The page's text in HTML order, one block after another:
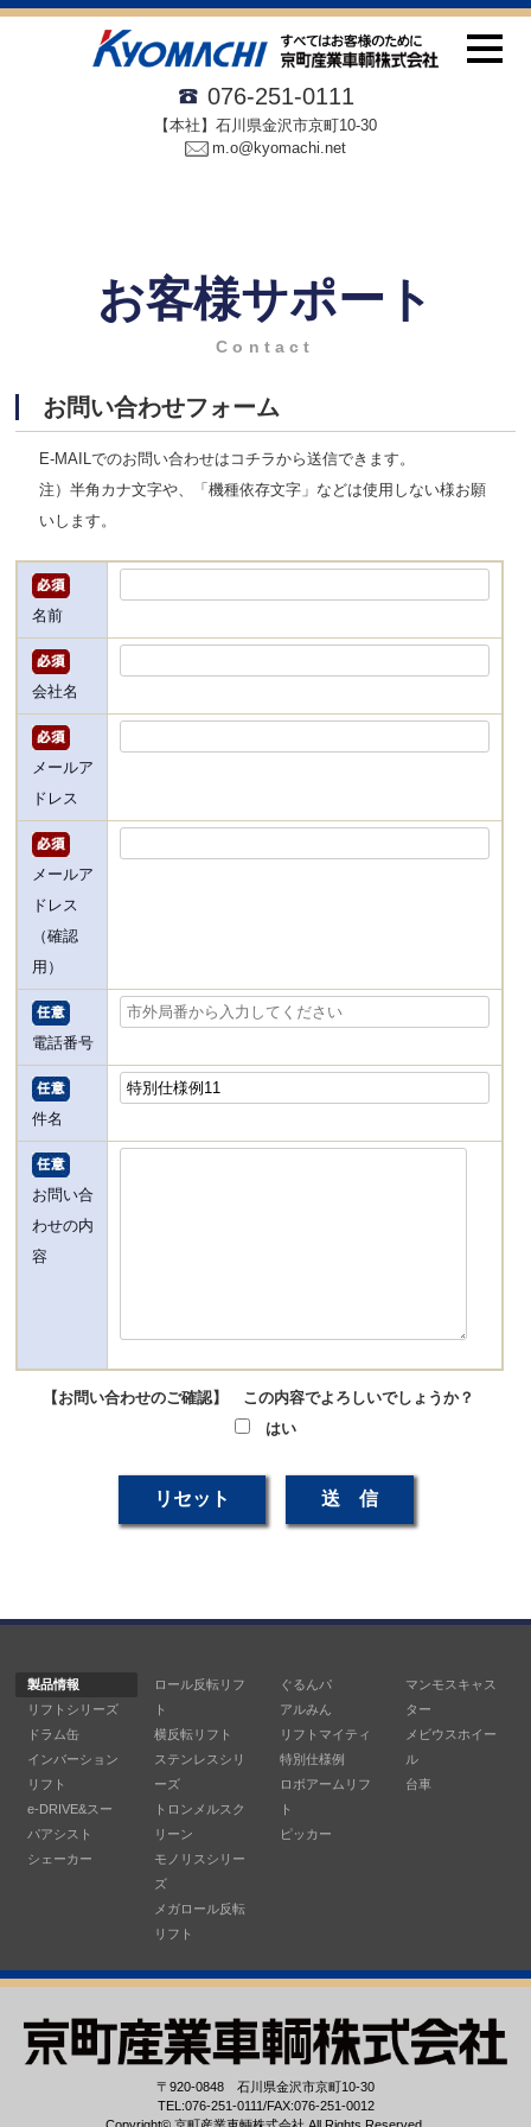
076-251-0111
【本社】石川県金沢市京町10-30
m.o@kyomachi.net
お客様サポート
Contact
お問い合わせフォーム
E-MAILでのお問い合わせはコチラから送信できます。
注）半角カナ文字や、「機種依存文字」などは使用しない様お願
いします。
名前
会社名
メールア
ドレス
メールア
ドレス
（確認
用）
電話番号
件名
お問い合
わせの内
容
【お問い合わせのご確認】 この内容でよろしいでしょうか？
はい
製品情報
リフトシリーズ
ドラム缶
インバーション
リフト
e-DRIVE&スー
パアシスト
シェーカー
ロール反転リフ
ト
横反転リフト
ステンレスシリ
ーズ
トロンメルスク
リーン
モノリスシリー
ズ
メガロール反転
リフト
ぐるんパ
アルみん
リフトマイティ
特別仕様例
ロボアームリフ
ト
ピッカー
マンモスキャス
ター
メビウスホイー
ル
台車
〒920-0848 石川県金沢市京町10-30
TEL:076-251-0111/FAX:076-251-0012